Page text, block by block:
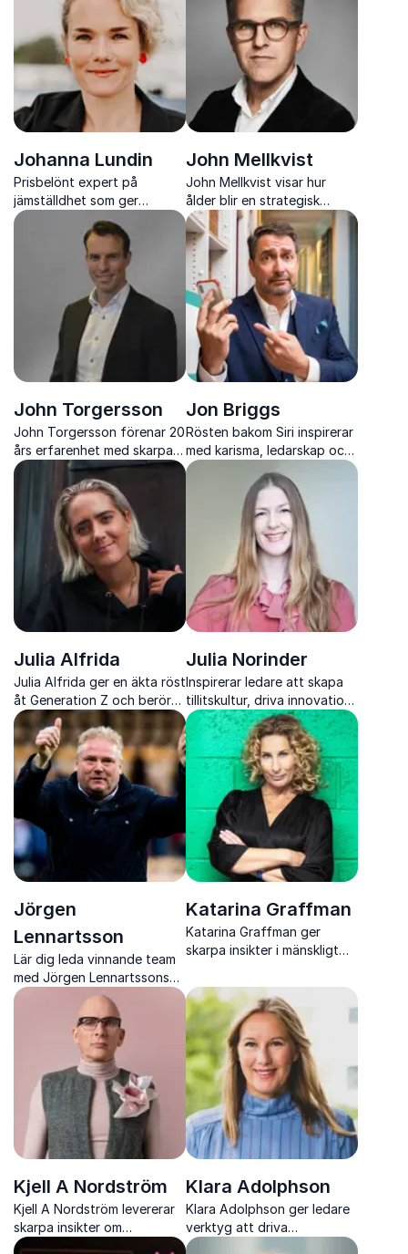
engagerade organisationer
Johanna Lundin
Prisbelönt expert på
jämställdhet som ger
konkreta verktyg för
inkluderande ledarskap och
hållbart förändringsarbete
John Mellkvist
John Mellkvist visar hur
ålder blir en strategisk
styrka och hur framtidens
arbetsliv formas av nya
perspektiv
John Torgersson
John Torgersson förenar 20
års erfarenhet med skarpa
insikter om AI, digitalisering
och ledarskap i en snabbt
föränderlig värld
Jon Briggs
Rösten bakom Siri inspirerar
med karisma, ledarskap och
hur du använder din röst för
att göra starka intryck
Julia Alfrida
Julia Alfrida ger en äkta röst
åt Generation Z och berör
med sina insikter om
identitet, psykisk hälsa och
modet att följa sina
drömmar.
Julia Norinder
Inspirerar ledare att skapa
tillitskultur, driva innovation
och möta förändring med
energi, förankrat i forskning
och erfarenhet.
Jörgen
Lennartsson
Lär dig leda vinnande team
med Jörgen Lennartssons
erfarenheter från
elitfotbollen och
näringslivet.
Katarina Graffman
Katarina Graffman ger
skarpa insikter i mänskligt
trender som formar
framtidens organisationer.
Kjell A Nordström
Kjell A Nordström levererar
skarpa insikter om
globalisering, strategi och
Klara Adolphson
Klara Adolphson ger ledare
verktyg att driva
förändring, stärka